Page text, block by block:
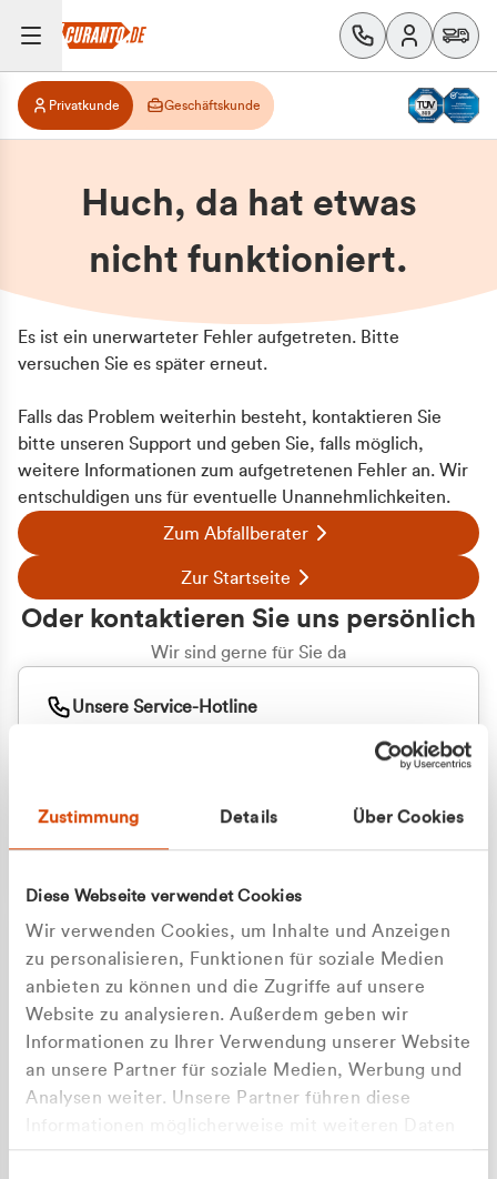
Zustimmung Details Über Cookies
Diese Webseite verwendet Cookies
Wir verwenden Cookies, um Inhalte und Anzeigen
zu personalisieren, Funktionen für soziale Medien
anbieten zu können und die Zugriffe auf unsere
Website zu analysieren. Außerdem geben wir
Informationen zu Ihrer Verwendung unserer Website
an unsere Partner für soziale Medien, Werbung und
Analysen weiter. Unsere Partner führen diese
zusammen, die Sie ihnen bereitgestellt haben oder
Zu welcher Kundengruppe
Privatkunde Geschäftskunde
Huch, da hat etwas
nicht funktioniert.
Es ist ein unerwarteter Fehler aufgetreten. Bitte
versuchen Sie es später erneut.
Falls das Problem weiterhin besteht, kontaktieren Sie
bitte unseren Support und geben Sie, falls möglich,
weitere Informationen zum aufgetretenen Fehler an. Wir
entschuldigen uns für eventuelle Unannehmlichkeiten.
Zum Abfallberater
Zur Startseite
Oder kontaktieren Sie uns persönlich
Wir sind gerne für Sie da
Unsere Service-Hotline
+49 177 8376058
Apilash Balanesan